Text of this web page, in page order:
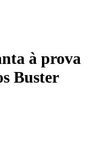
à prova
Buster